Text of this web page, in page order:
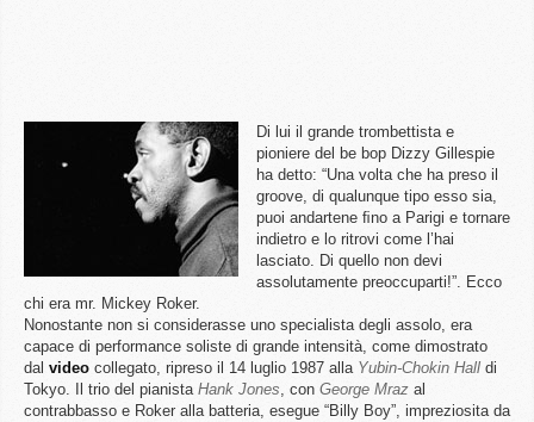
Di lui il grande trombettista e
pioniere del be bop Dizzy Gillespie
ha detto: “Una volta che ha preso il
groove, di qualunque tipo esso sia,
puoi andartene ﬁno a Parigi e tornare
indietro e lo ritrovi come l’hai
lasciato. Di quello non devi
assolutamente preoccuparti!”. Ecco
chi era mr. Mickey Roker.
Nonostante non si considerasse uno specialista degli assolo, era
capace di performance soliste di grande intensità, come dimostrato
dal video collegato, ripreso il 14 luglio 1987 alla Yubin-Chokin Hall di
Tokyo. Il trio del pianista Hank Jones, con George Mraz al
contrabbasso e Roker alla batteria, esegue “Billy Boy”, impreziosita da